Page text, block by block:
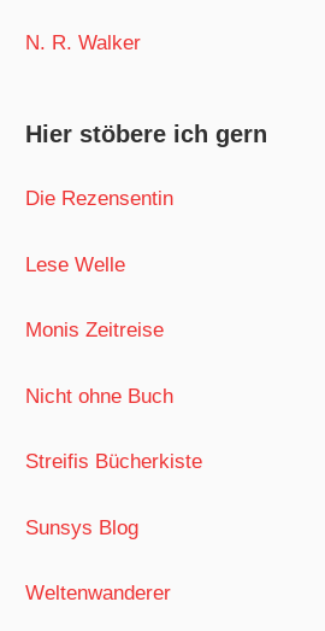
N. R. Walker
Hier stöbere ich gern
Die Rezensentin
Lese Welle
Monis Zeitreise
Nicht ohne Buch
Streifis Bücherkiste
Sunsys Blog
Weltenwanderer